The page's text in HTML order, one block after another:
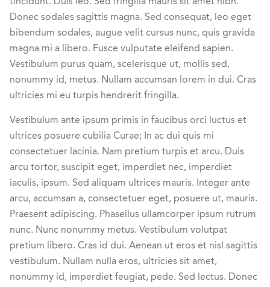
tincidunt. Duis leo. Sed fringilla mauris sit amet nibh.
Donec sodales sagittis magna. Sed consequat, leo eget
bibendum sodales, augue velit cursus nunc, quis gravida
magna mi a libero. Fusce vulputate eleifend sapien.
Vestibulum purus quam, scelerisque ut, mollis sed,
nonummy id, metus. Nullam accumsan lorem in dui. Cras
ultricies mi eu turpis hendrerit fringilla.
Vestibulum ante ipsum primis in faucibus orci luctus et
ultrices posuere cubilia Curae; In ac dui quis mi
consectetuer lacinia. Nam pretium turpis et arcu. Duis
arcu tortor, suscipit eget, imperdiet nec, imperdiet
iaculis, ipsum. Sed aliquam ultrices mauris. Integer ante
arcu, accumsan a, consectetuer eget, posuere ut, mauris.
Praesent adipiscing. Phasellus ullamcorper ipsum rutrum
nunc. Nunc nonummy metus. Vestibulum volutpat
pretium libero. Cras id dui. Aenean ut eros et nisl sagittis
vestibulum. Nullam nulla eros, ultricies sit amet,
nonummy id, imperdiet feugiat, pede. Sed lectus. Donec